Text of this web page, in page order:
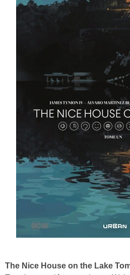
The Nice House on the Lake